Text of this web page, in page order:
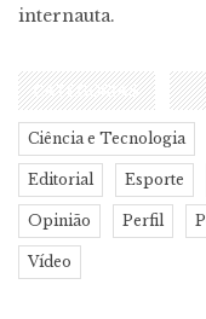
internauta.
CATEGORIAS
Ciência e Tecnologia
Editorial Esporte
Opinião Perfil
Vídeo